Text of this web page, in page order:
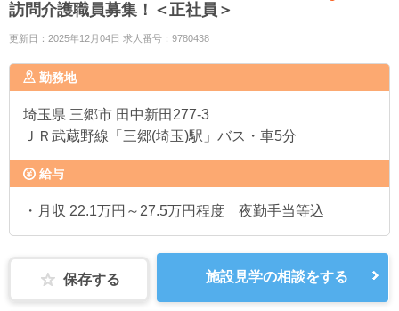
訪問介護職員募集！＜正社員＞
更新日：2025年12月04日 求人番号：9780438
勤務地
埼玉県 三郷市 田中新田277-3
ＪＲ武蔵野線「三郷(埼玉)駅」バス・車5分
給与
・月収 22.1万円～27.5万円程度 夜勤手当等込
保存する 施設見学の相談をする